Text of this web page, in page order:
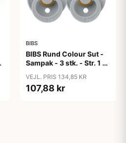
BIBS
BIBS Rund Colour Sut -
Sampak - 3 stk. - Str. 1 -
VEJL. PRIS 134,85 KR
107,88 kr